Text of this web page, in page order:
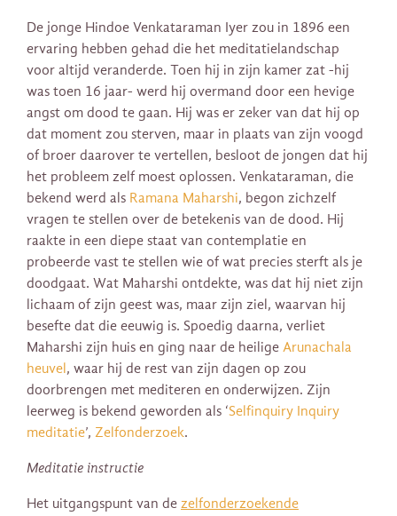
De jonge Hindoe Venkataraman Iyer zou in 1896 een
ervaring hebben gehad die het meditatielandschap
voor altijd veranderde. Toen hij in zijn kamer zat -hij
was toen 16 jaar- werd hij overmand door een hevige
angst om dood te gaan. Hij was er zeker van dat hij op
dat moment zou sterven, maar in plaats van zijn voogd
of broer daarover te vertellen, besloot de jongen dat hij
het probleem zelf moest oplossen. Venkataraman, die
bekend werd als Ramana Maharshi, begon zichzelf
vragen te stellen over de betekenis van de dood. Hij
raakte in een diepe staat van contemplatie en
probeerde vast te stellen wie of wat precies sterft als je
doodgaat. Wat Maharshi ontdekte, was dat hij niet zijn
lichaam of zijn geest was, maar zijn ziel, waarvan hij
besefte dat die eeuwig is. Spoedig daarna, verliet
Maharshi zijn huis en ging naar de heilige Arunachala
heuvel, waar hij de rest van zijn dagen op zou
doorbrengen met mediteren en onderwijzen. Zijn
leerweg is bekend geworden als ‘Selfinquiry Inquiry
meditatie’, Zelfonderzoek.
Meditatie instructie
Het uitgangspunt van de zelfonderzoekende